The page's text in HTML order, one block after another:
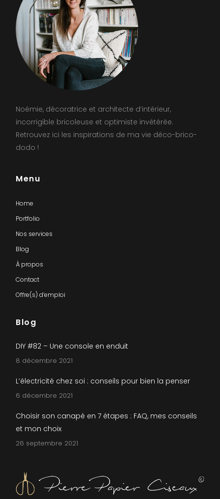
Noémie, décoratrice et architecte d’intérieur,
incorrigible bricoleuse et optimiste invétérée.
Retrouvez ici les inspirations de ma vie déco-brico-
dodo !
Menu
Home
Portfolio
Nos services
Blog
À propos
Contact
Offre(s) d’emploi
Blog
DIY #82 – Une console en enduit
8 décembre 2021
L’électricité chez soi : conseils pour bien la penser
6 décembre 2021
Choisir son canapé en 7 étapes : FAQ, mes conseils
et mon choix
26 septembre 2021